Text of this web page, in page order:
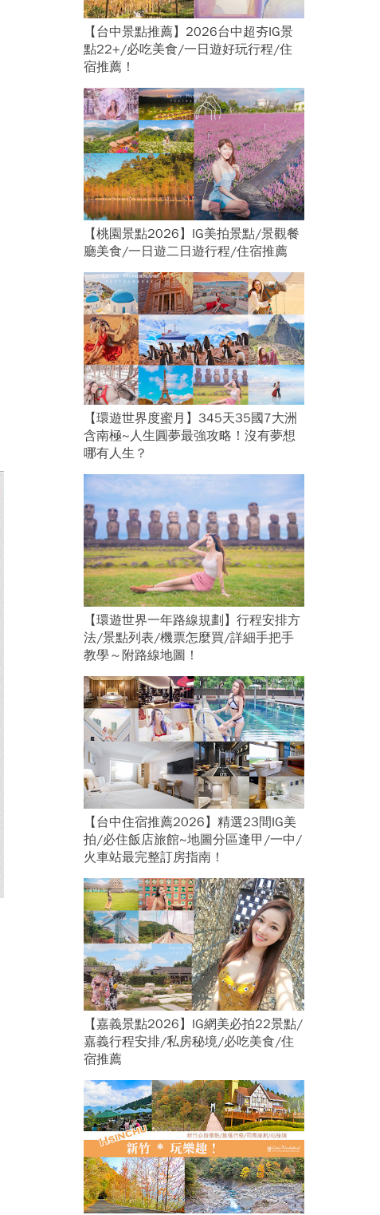
【台中景點推薦】2026台中超夯IG景
點22+/必吃美食/一日遊好玩行程/住
宿推薦！
【桃園景點2026】IG美拍景點/景觀餐
廳美食/一日遊二日遊行程/住宿推薦
【環遊世界度蜜月】345天35國7大洲
含南極~人生圓夢最強攻略！沒有夢想
哪有人生？
【環遊世界一年路線規劃】行程安排方
法/景點列表/機票怎麼買/詳細手把手
教學～附路線地圖！
【台中住宿推薦2026】精選23間IG美
拍/必住飯店旅館~地圖分區逢甲/一中/
火車站最完整訂房指南！
【嘉義景點2026】IG網美必拍22景點/
嘉義行程安排/私房秘境/必吃美食/住
宿推薦